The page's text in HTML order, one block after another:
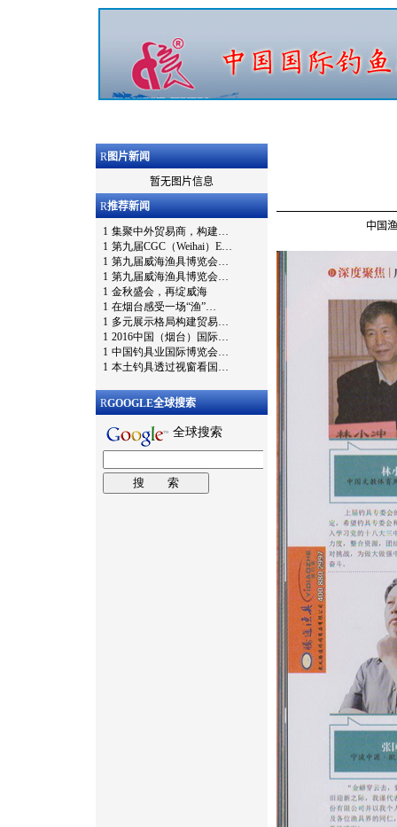
R图片新闻
暂无图片信息
R推荐新闻
RGOOGLE全球搜索
中国